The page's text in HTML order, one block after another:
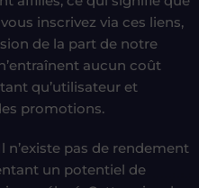
inscrivez via ces liens,
de la part de notre
aucun coût
qu’utilisateur et
promotions.
n’existe pas de rendement
un potentiel de